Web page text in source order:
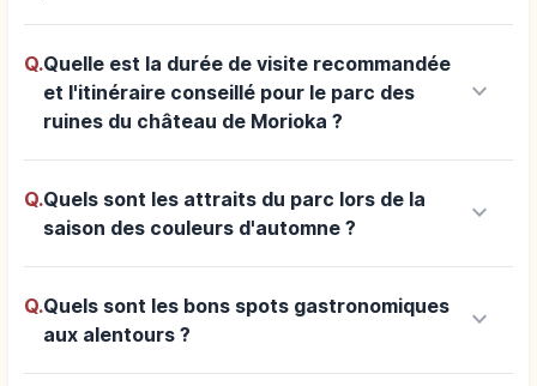
Q.Quelle est la durée de visite recommandée
et l'itinéraire conseillé pour le parc des
ruines du château de Morioka ?
keyboard_arrow_down
Q.Quels sont les attraits du parc lors de la
saison des couleurs d'automne ?
keyboard_arrow_down
Q.Quels sont les bons spots gastronomiques
aux alentours ?
keyboard_arrow_down